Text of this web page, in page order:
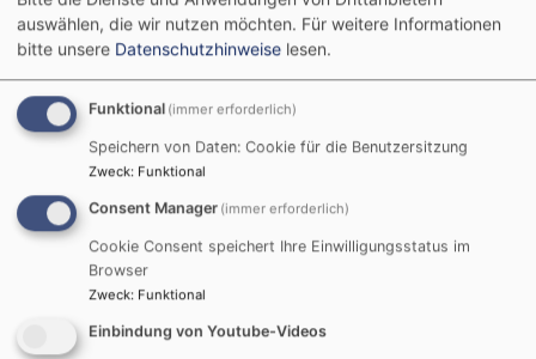
Bremenhof am
27.12.2019
auswählen, die wir nutzen möchten. Für weitere Informationen
bitte unsere Datenschutzhinweise lesen.
Funktional (immer erforderlich)
Speichern von Daten: Cookie für die Benutzersitzung
Zweck: Funktional
Consent Manager (immer erforderlich)
Cookie Consent speichert Ihre Einwilligungsstatus im
Browser
Zweck: Funktional
Einbindung von Youtube-Videos